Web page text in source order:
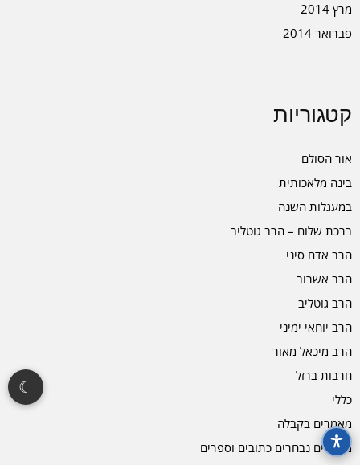
מרץ 2014
פברואר 2014
קטגוריות
אור הסולם
בינה מלאכותית
במעגלות השנה
ברכת שלום – הרב גוטליב
הרב אדם סיני
הרב אשרוב
הרב גוטליב
הרב יוחאי ימיני
הרב מיכאל מאור
חרבות ברזל
כללי
מאמרים בקבלה
מאמרים נבחרים כתובים וספרים
☾